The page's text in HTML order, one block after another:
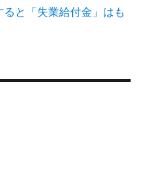
と「失業給付金」はも